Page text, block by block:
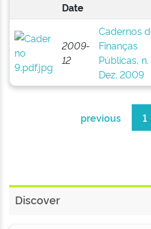
Date
2009-
12
Cadernos
Finanças
Públicas, n.
Dez. 2009
previous 1
Discover